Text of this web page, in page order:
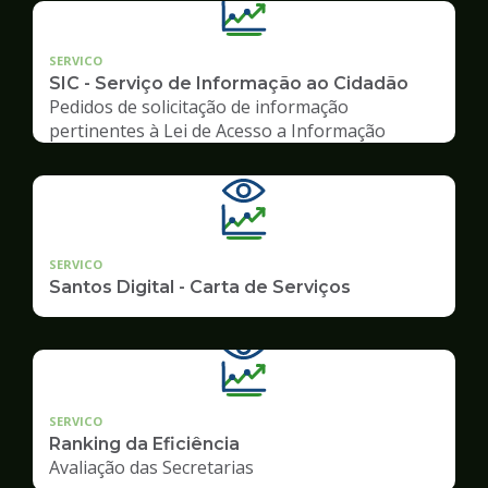
SERVICO
SIC - Serviço de Informação ao Cidadão
Pedidos de solicitação de informação
pertinentes à Lei de Acesso a Informação
SERVICO
Santos Digital - Carta de Serviços
SERVICO
Ranking da Eficiência
Avaliação das Secretarias